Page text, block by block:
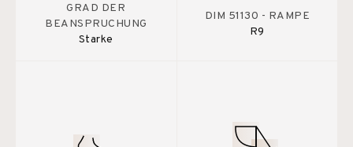
GRAD DER
BEANSPRUCHUNG
Starke
DIM 51130 - RAMPE
R9